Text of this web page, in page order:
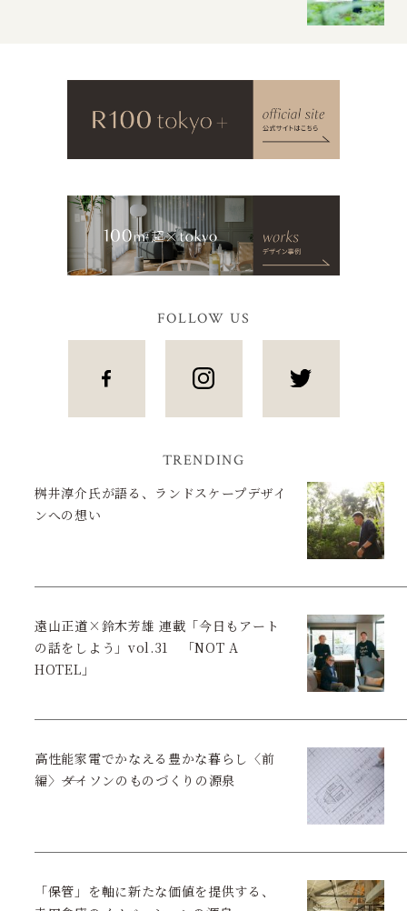
FOLLOW US
TRENDING
桝井淳介氏が語る、ランドスケープデザイ
ンへの想い
遠山正道×鈴木芳雄 連載「今日もアート
の話をしよう」vol.31 「NOT A
HOTEL」
高性能家電でかなえる豊かな暮らし〈前
編〉――ダイソンのものづくりの源泉
「保管」を軸に新たな価値を提供する、